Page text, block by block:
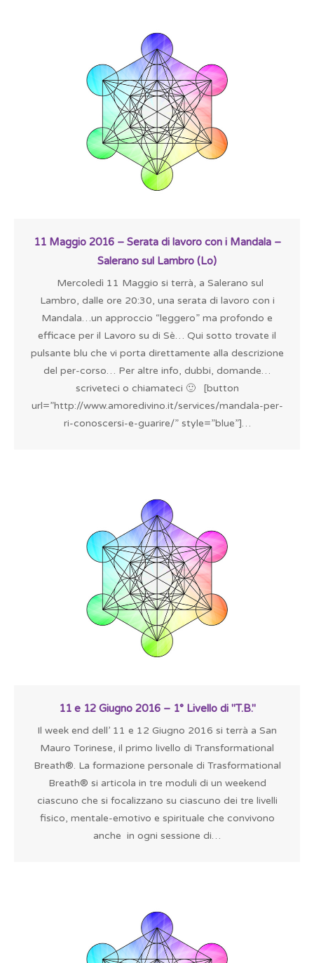
11 Maggio 2016 – Serata di lavoro con i Mandala –
Salerano sul Lambro (Lo)
Mercoledì 11 Maggio si terrà, a Salerano sul
Lambro, dalle ore 20:30, una serata di lavoro con i
Mandala…un approccio “leggero” ma profondo e
efficace per il Lavoro su di Sè… Qui sotto trovate il
pulsante blu che vi porta direttamente alla descrizione
del per-corso… Per altre info, dubbi, domande…
scriveteci o chiamateci 🙂 [button
url=”http://www.amoredivino.it/services/mandala-per-
ri-conoscersi-e-guarire/” style=”blue”]…
11 e 12 Giugno 2016 – 1° Livello di "T.B."
Il week end dell’ 11 e 12 Giugno 2016 si terrà a San
Mauro Torinese, il primo livello di Transformational
Breath®. La formazione personale di Trasformational
Breath® si articola in tre moduli di un weekend
ciascuno che si focalizzano su ciascuno dei tre livelli
fisico, mentale-emotivo e spirituale che convivono
anche in ogni sessione di…